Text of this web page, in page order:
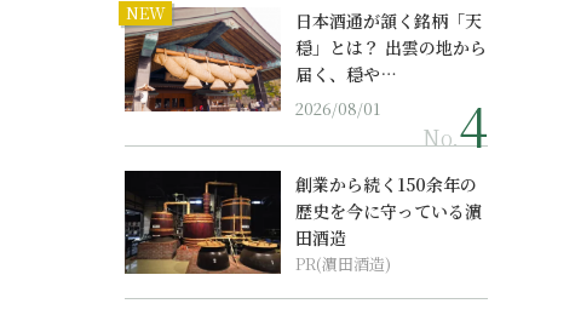
NEW
日本酒通が頷く銘柄「天
穏」とは？ 出雲の地から
届く、穏や…
2026/08/01
No.
創業から続く150余年の
歴史を今に守っている濵
田酒造
PR(濵田酒造)